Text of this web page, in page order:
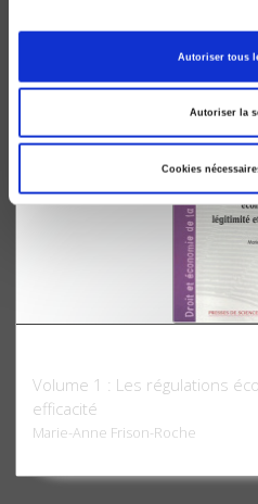
Autoriser tous
Autoriser la
Cookies
Volume 1 : Les régulations
efficacité
Marie-Anne Frison-Roche